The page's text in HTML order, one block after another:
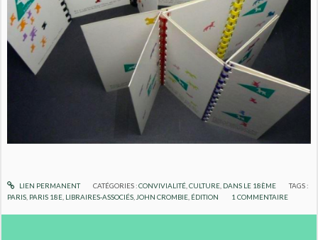
LIEN PERMANENT CATÉGORIES :CONVIVIALITÉ, CULTURE, DANS LE 18ÈME
TAGS :
PARIS PARIS 18E LIBRAIRES-ASSOCIÉS JOHN CROMBIE ÉDITION 1 COMMENTAIRE